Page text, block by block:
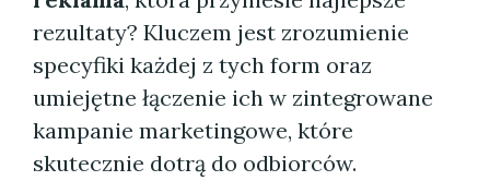
rezultaty? Kluczem jest zrozumienie
specyfiki każdej z tych form oraz
umiejętne łączenie ich w zintegrowane
kampanie marketingowe, które
skutecznie dotrą do odbiorców.